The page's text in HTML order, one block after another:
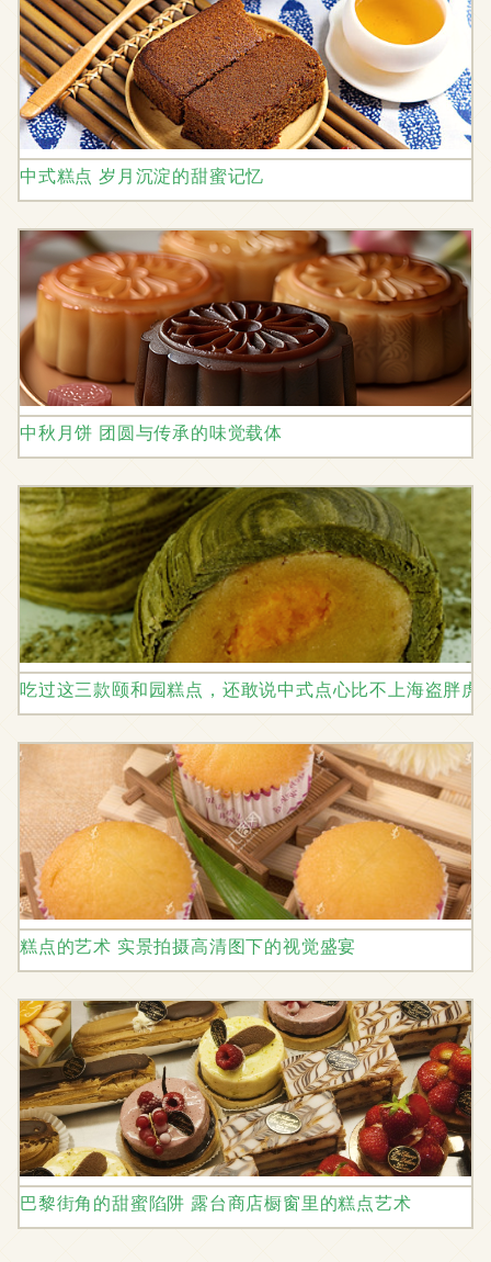
中式糕点 岁月沉淀的甜蜜记忆
中秋月饼 团圆与传承的味觉载体
吃过这三款颐和园糕点，还敢说中式点心比不上海盗胖虎
糕点的艺术 实景拍摄高清图下的视觉盛宴
巴黎街角的甜蜜陷阱 露台商店橱窗里的糕点艺术